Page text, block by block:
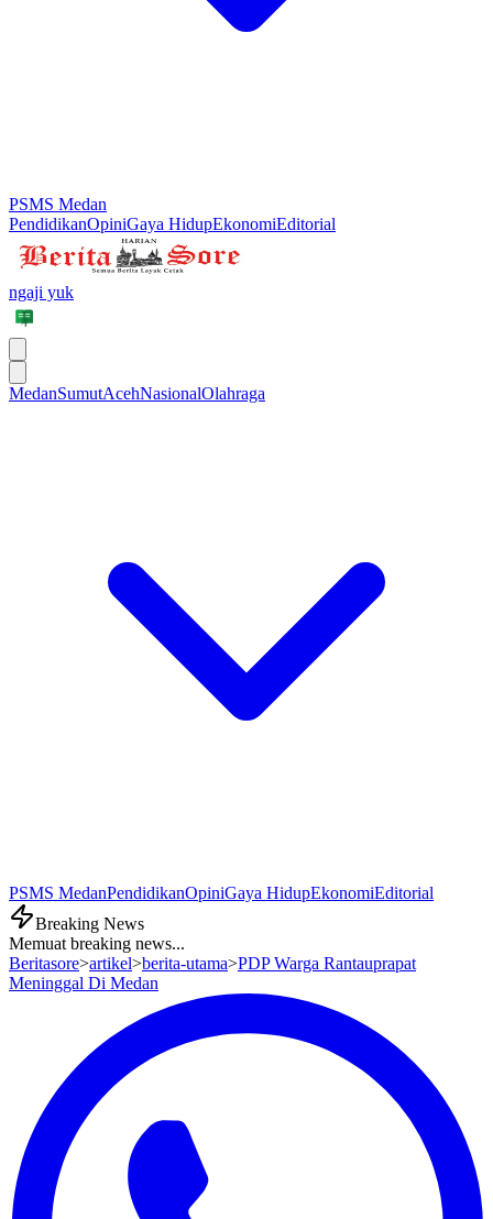
PSMS Medan
PendidikanOpiniGaya HidupEkonomiEditorial
ngaji yuk
MedanSumutAcehNasionalOlahraga
PSMS MedanPendidikanOpiniGaya HidupEkonomiEditorial
Breaking News
Memuat breaking news...
Beritasore>artikel>berita-utama>PDP Warga Rantauprapat
Meninggal Di Medan